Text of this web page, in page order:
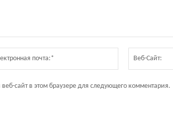
почта:*
сайт в этом браузере для следующего комментария.